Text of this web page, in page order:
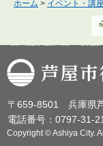
ホーム > イベント・講
芦屋市役所
〒659-8501 兵庫県
電話番号：0797-31-
Copyright © Ashiya City.